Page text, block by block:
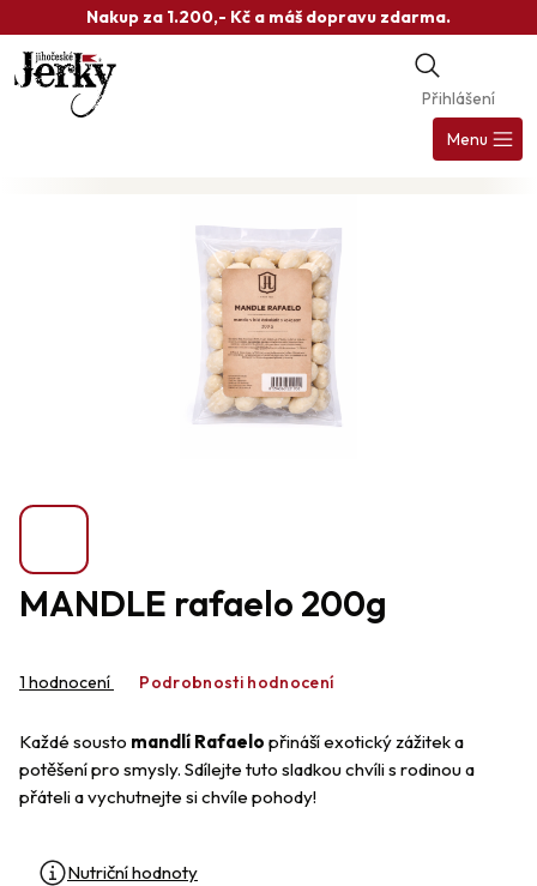
na
obsah
Nakup za 1.200,- Kč a máš dopravu zdarma.
Přihlášení
Menu
MANDLE rafaelo 200g
hodnocení
5,0
z
5
hvězdiček.
1 hodnocení Podrobnosti hodnocení
Každé sousto mandlí Rafaelo přináší exotický zážitek a
potěšení pro smysly. Sdílejte tuto sladkou chvíli s rodinou a
přáteli a vychutnejte si chvíle pohody!
Nutriční hodnoty